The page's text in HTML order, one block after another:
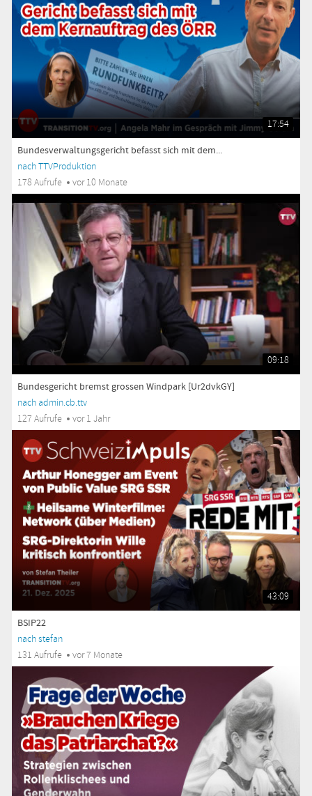
17:54
Bundesverwaltungsgericht befasst sich mit dem...
nach TTVProduktion
178 Aufrufe
vor 10 Monate
09:18
Bundesgericht bremst grossen Windpark [Ur2dvkGY]
nach admin.cb.ttv
127 Aufrufe
vor 1 Jahr
43:09
BSIP22
nach stefan
131 Aufrufe
vor 7 Monate